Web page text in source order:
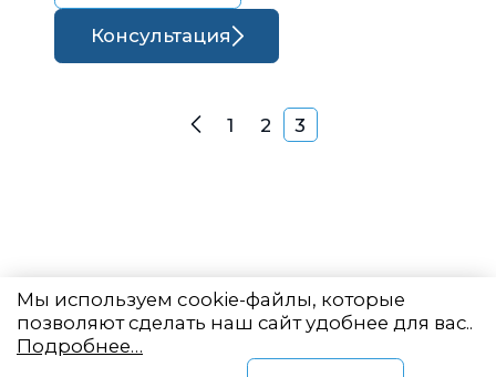
Консультация
Навигация по
Назад
1 2 3
Мы используем cookie-файлы, которые
позволяют сделать наш сайт удобнее для вас..
Подробнее…